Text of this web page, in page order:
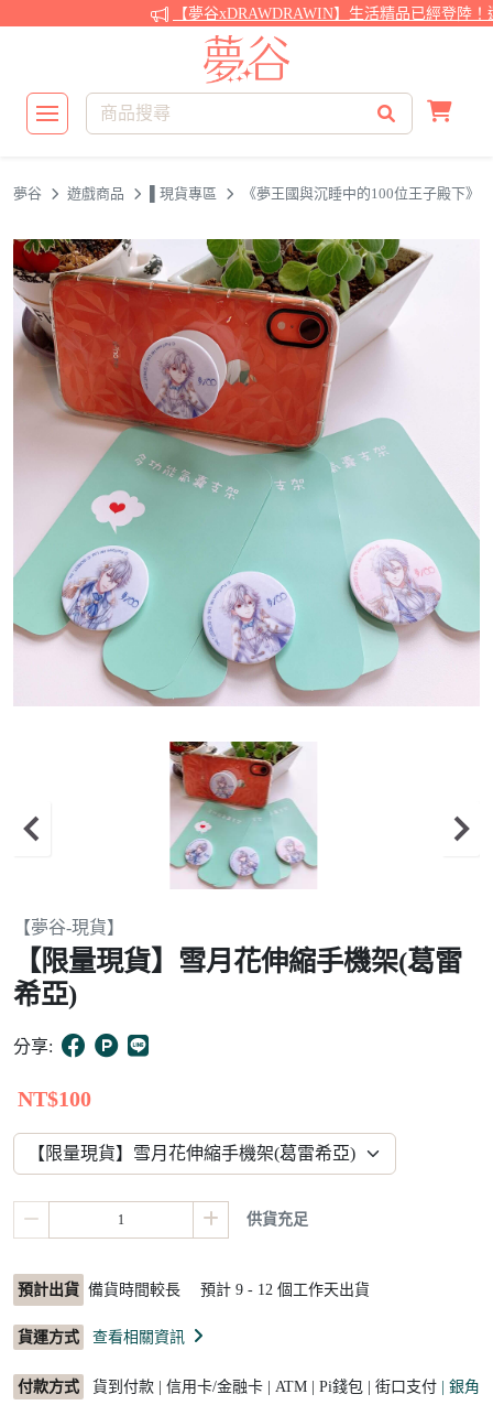
【夢谷xDRAWDRAWIN】生活精品已經登陸！
夢谷 遊戲商品 ▌現貨專區 《夢王國與沉睡中的100位王子殿下》
Item
of
1
【夢谷-現貨】
【限量現貨】雪月花伸縮手機架(葛雷
希亞)
分享:
NT$100
供貨充足
預計出貨 備貨時間較長 預計 9 - 12 個工作天出貨
貨運方式 查看相關資訊
付款方式 貨到付款 | 信用卡/金融卡 | ATM | Pi錢包 | 街口支付
| 銀角